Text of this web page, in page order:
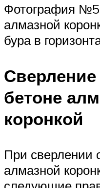
Фотография
алмазной
бура в
Сверление
бетоне
коронкой
При сверлении
алмазной